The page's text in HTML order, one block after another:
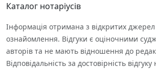
Каталог нотаріусів
Інформація отримана з відкритих
ознайомлення. Відгуки є оціночними
авторів та не мають відношення до
Відповідальність за достовірність